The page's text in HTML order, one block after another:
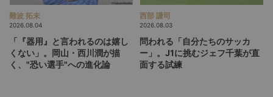
難波 拓未
2026.08.04
「『器用』と言われるのは嬉し
くない」。岡山・西川潤が描
く、"恐い選手"への進化論
西部 謙司
2026.08.03
問われる「自分たちのサッカ
ー」。J1に挑むジェフ千葉が直
面する試練